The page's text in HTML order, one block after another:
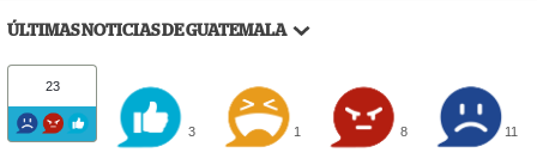
ÚLTIMAS NOTICIAS DE GUATEMALA
23
3 1 8 11